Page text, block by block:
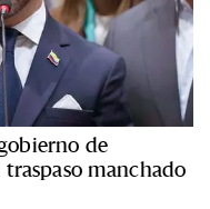
de
manchado